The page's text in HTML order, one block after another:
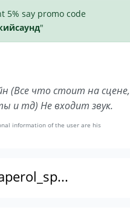
5% say promo code
"
(Все что стоит на сцене,
и тд) Не входит звук.
information of the user are his